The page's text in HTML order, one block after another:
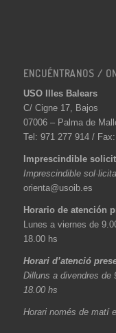
ENCUÉNTRANOS /
USO Illes Balears
C/ Cigne 17, Bajos
07006 – Palma de
Tel: 971 277 914 /
Imprescindible
Imprescindible
orienta@usoib.es
Horario de atención
Lunes a viernes de
18.00 hs
Horari d’atenció
Dilluns a divendres de
18.00 hs
Horari només de matí